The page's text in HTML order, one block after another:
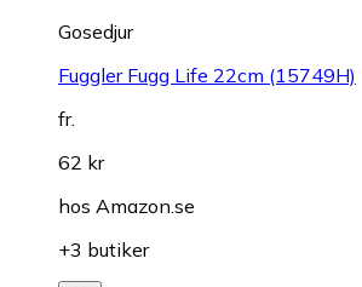
Gosedjur
Fuggler Fugg Life 22cm (15749H)
fr.
62 kr
hos Amazon.se
+3 butiker